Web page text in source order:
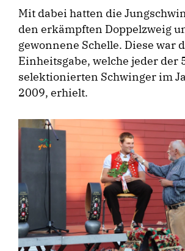
Mit dabei hatten die
den erkämpften Doppelzweig
gewonnene Schelle. Diese war
Einheitsgabe, welche jeder der
selektionierten Schwinger im
2009, erhielt.